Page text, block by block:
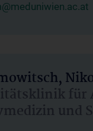
für
und